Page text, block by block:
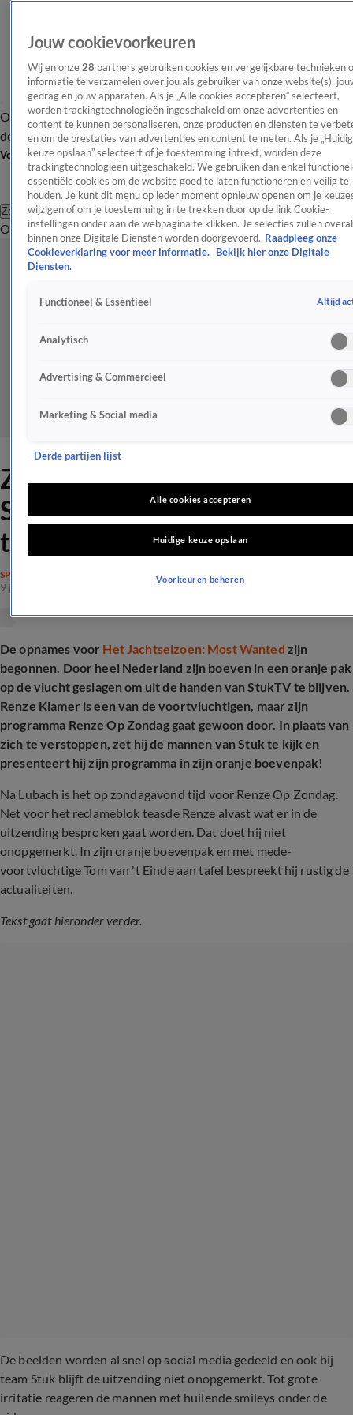
OverzichtAfleveringen Entertainment TV Algemeen
Tip
de redactieNieuwsbrief
Volg Shownieuws
Zoeken
OverzichtEntertainmentSpraakmakendRealityCrimeVideo's
ZIEN: Renze Klamer zet
StukTV voor schut op live
televisie
SPRAAKMAKEND
9 juni 2025, 18:08
De opnames voor Het Jachtseizoen: Most Wanted zijn
begonnen. Door heel Nederland zijn boeven in een oranje pak
op de vlucht geslagen om uit de handen van StukTV te blijven.
Renze Klamer is een van de voortvluchtigen, maar zijn
programma Renze Op Zondag gaat gewoon door. In plaats van
zich te verstoppen, zet hij de mannen van Stuk te kijk en
presenteert hij zijn programma in zijn oranje boevenpak!
Na Lubach is het op zondagavond tijd voor Renze Op Zondag.
Net voor het reclameblok teasde Renze alvast wat er in de
uitzending besproken gaat worden. Dat doet hij niet
onopgemerkt. In zijn oranje boevenpak en met mede-
voortvluchtige Tom van 't Einde aan tafel bespreekt hij rustig de
actualiteiten.
Tekst gaat hieronder verder.
De beelden worden al snel op social media gedeeld en ook bij
team Stuk blijft de uitzending niet onopgemerkt. Tot grote
irritatie reageren de mannen met huilende smileys onder de
Jouw cookievoorkeuren
Wij en onze 28 partners gebruiken cookies en vergelijkbare technieken
informatie te verzamelen over jou als gebruiker van onze website(s),
gedrag en jouw apparaten. Als je „Alle cookies accepteren” selecteert,
worden trackingtechnologieën ingeschakeld om onze advertenties en
content te kunnen personaliseren, onze producten en diensten te
en om de prestaties van advertenties en content te meten. Als je
keuze opslaan” selecteert of je toestemming intrekt, worden deze
trackingtechnologieën uitgeschakeld. We gebruiken dan enkel
essentiële cookies om de website goed te laten functioneren en veilig te
houden. Je kunt dit menu op ieder moment opnieuw openen om je
wijzigen of om je toestemming in te trekken door op de link Cookie-
instellingen onder aan de webpagina te klikken. Je selecties zullen overal
binnen onze Digitale Diensten worden doorgevoerd. Raadpleeg onze
Cookieverklaring voor meer informatie.
Bekijk hier onze Digitale
Diensten.
Functioneel & Essentieel Altijd
Analytisch
Advertising & Commercieel
Marketing & Social media
Derde partijen lijst
Alle cookies accepteren
Huidige keuze opslaan
Voorkeuren beheren